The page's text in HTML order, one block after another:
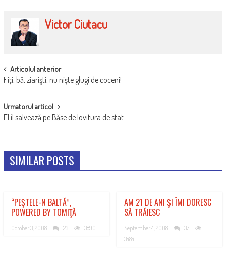
Victor Ciutacu
POST
NAVIGATION
Articolul anterior
Fiţi, bă, ziarişti, nu nişte glugi de coceni!
Urmatorul articol
El îl salvează pe Băse de lovitura de stat
SIMILAR POSTS
“PEŞTELE-N BALTĂ”,
POWERED BY TOMIŢĂ
October 3, 2008 23 3890
AM 21 DE ANI ŞI ÎMI DORESC
SĂ TRĂIESC
September 4, 2008
37
3484